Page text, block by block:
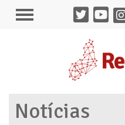
Notícias